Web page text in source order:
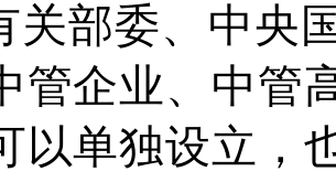
关部委、中央
管企业、中管
以单独设立，